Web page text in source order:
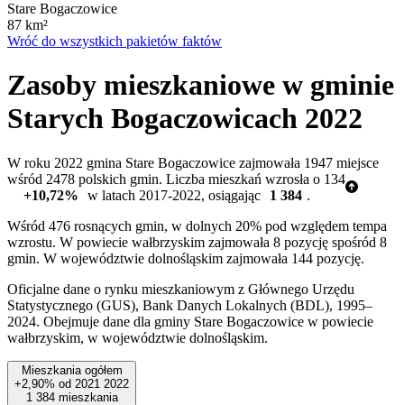
Stare Bogaczowice
87 km²
Wróć do wszystkich pakietów faktów
Zasoby mieszkaniowe w gminie
Starych Bogaczowicach 2022
W roku 2022 gmina Stare Bogaczowice zajmowała 1947 miejsce
wśród 2478 polskich gmin. Liczba mieszkań wzrosła o 134
+10,72%
w latach 2017-2022, osiągając 1 384 .
Wśród 476 rosnących gmin, w dolnych 20% pod względem tempa
wzrostu. W powiecie wałbrzyskim zajmowała 8 pozycję spośród 8
gmin. W województwie dolnośląskim zajmowała 144 pozycję.
Oficjalne dane o rynku mieszkaniowym z Głównego Urzędu
Statystycznego (GUS), Bank Danych Lokalnych (BDL), 1995–
2024. Obejmuje dane dla gminy Stare Bogaczowice w powiecie
wałbrzyskim, w województwie dolnośląskim.
Mieszkania ogółem
+2,90% od 2021 2022
1 384 mieszkania